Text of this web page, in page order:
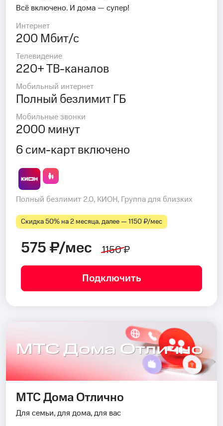
Всё включено. И дома — супер!
Интернет
200 Мбит/с
Телевидение
220+ ТВ-каналов
Мобильный интернет
Полный безлимит ГБ
Мобильные звонки
2000 минут
6 сим-карт включено
Полный безлимит 2.0, КИОН, Группа для близких
Скидка 50% на 2 месяца, далее — 1150 ₽⁠/⁠мес
575 ₽/мес 1150 ₽
Подключить
МТС Дома Отлично
МТС Дома Отлично
Для семьи, для дома, для вас